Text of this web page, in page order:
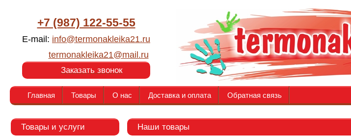
+7 (987) 122-55-55
E-mail: info@termonakleika21.ru
termonakleika21@mail.ru
Заказать звонок
Главная Товары О нас Доставка и оплата Обратная связь
Товары и услуги Наши товары